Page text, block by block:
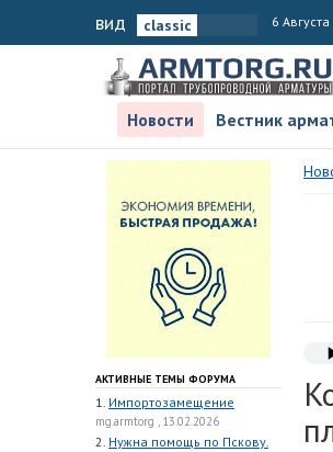
вид 6
Новости
Вестник
АКТИВНЫЕ ТЕМЫ ФОРУМА
1. Импортозамещение
mg.armtorg , 13.02.2026
2. Нужна помощь по Пскову.